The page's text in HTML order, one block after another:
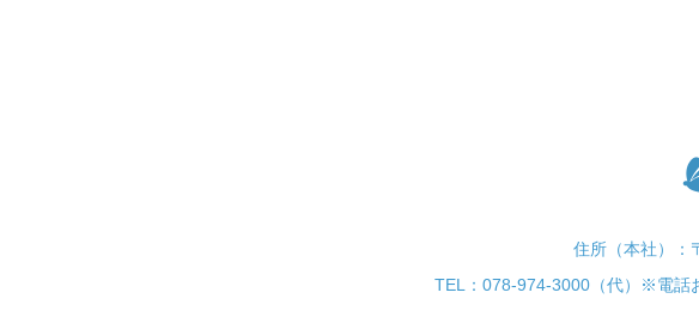
住所（本社）
TEL：078-974-3000（代）※電話